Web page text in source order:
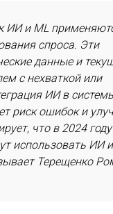
ИИ и ML
спроса. Эти
данные и
с нехваткой или
ИИ в
риск ошибок и
что в 2024
использовать ИИ и
Терещенко